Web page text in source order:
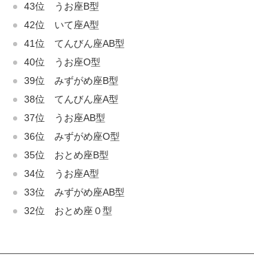
43位 うお座B型
42位 いて座A型
41位 てんびん座AB型
40位 うお座O型
39位 みずがめ座B型
38位 てんびん座A型
37位 うお座AB型
36位 みずがめ座O型
35位 おとめ座B型
34位 うお座A型
33位 みずがめ座AB型
32位 おとめ座０型